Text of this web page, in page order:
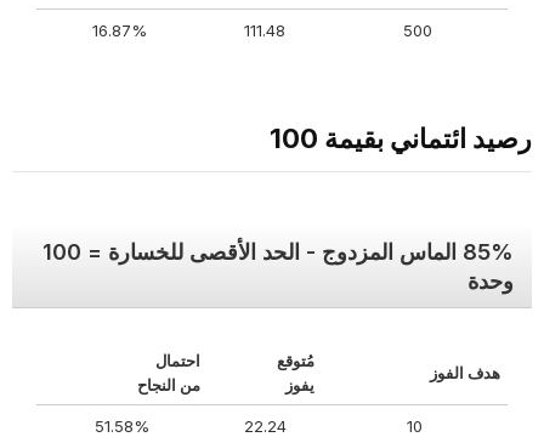
500
111.48
16.87%
رصيد ائتماني بقيمة 100
85% الماس المزدوج - الحد الأقصى للخسارة = 100
وحدة
هدف الفوز
مُتوقع
يفوز
احتمال
من النجاح
10
22.24
51.58%